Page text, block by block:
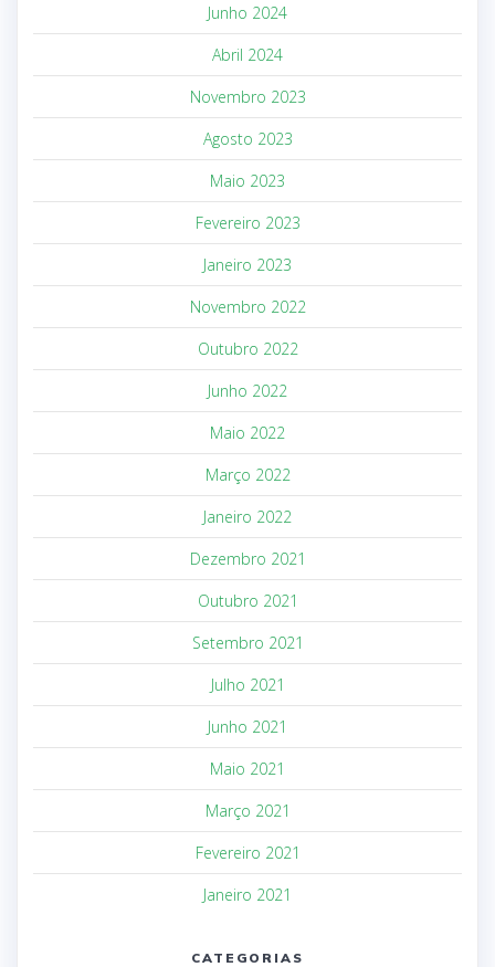
Junho 2024
Abril 2024
Novembro 2023
Agosto 2023
Maio 2023
Fevereiro 2023
Janeiro 2023
Novembro 2022
Outubro 2022
Junho 2022
Maio 2022
Março 2022
Janeiro 2022
Dezembro 2021
Outubro 2021
Setembro 2021
Julho 2021
Junho 2021
Maio 2021
Março 2021
Fevereiro 2021
Janeiro 2021
CATEGORIAS